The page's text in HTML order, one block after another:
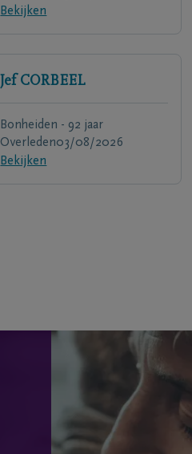
Bekijken
Jef CORBEEL
Bonheiden - 92 jaar
Overleden03/08/2026
Bekijken